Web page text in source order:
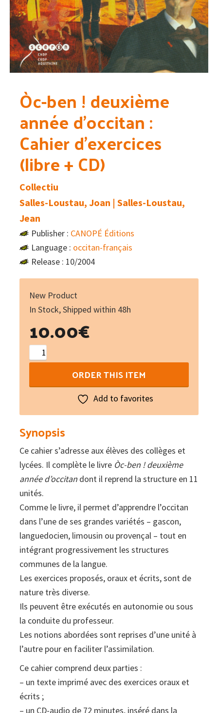
Òc-ben ! deuxième
année d’occitan :
Cahier d’exercices
(libre + CD)
Collectiu
Salles-Loustau, Joan | Salles-Loustau,
Jean
Publisher : CANOPÉ Éditions
Language : occitan-français
Release : 10/2004
New Product
In Stock, Shipped within 48h
10.00€
ben
:
Cahier
d'exercices
(libre
+
CD)
quantity
ORDER THIS ITEM
Add to favorites
Synopsis
Ce cahier s’adresse aux élèves des collèges et
lycées. Il complète le livre Òc-ben ! deuxième
année d’occitan dont il reprend la structure en 11
unités.
Comme le livre, il permet d’apprendre l’occitan
dans l’une de ses grandes variétés – gascon,
languedocien, limousin ou provençal – tout en
intégrant progressivement les structures
communes de la langue.
Les exercices proposés, oraux et écrits, sont de
nature très diverse.
Ils peuvent être exécutés en autonomie ou sous
la conduite du professeur.
Les notions abordées sont reprises d’une unité à
l’autre pour en faciliter l’assimilation.
Ce cahier comprend deux parties :
– un texte imprimé avec des exercices oraux et
écrits ;
– un CD-audio de 72 minutes, inséré dans la